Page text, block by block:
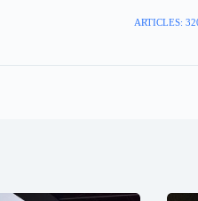
ARTICLES: